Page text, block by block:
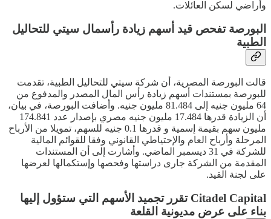
وأراضي لسكن العائلات.
البورصة تفحص قيد أسهم زيادة رأسمال سيتي للتحاليل
الطبية
قالت البورصة المصرية، أن شركة سيتي للتحاليل الطبية، تقدمت
للبورصة بمستندات أسهم زيادة رأس المال المصدر والمدفوع من
64 مليون جنيه إلى 81.484 مليون جنيه. وأضافت البورصة، في بيان،
أن الزيادة قدرها 17.484 مليون جنيه مصري بإصدار عدد 174.841
مليون سهم بقيمة إسمية و قدرها 0.1 جنيه للسهم، تمويلا من الأرباح
المرحلة وأرباح العام والإحتياطي القانوني وفقا للقوائم المالية
للشركة في 31 ديسمبر الماضي. وأشارت إلى أن المستندات
المقدمة من الشركة جارى دراستها وفحصها وإستكمالها لعرضها
على لجنة القيد.
Citadel Capital تقرر تجميد الأسهم التي ستؤول إليها
بناء على عرض مديونية القلعة